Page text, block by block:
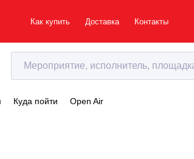
Как купить Доставка Контакты
Куда пойти Open Air